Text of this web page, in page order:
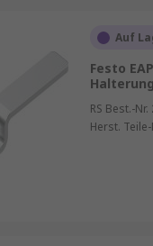
Auf
Festo
RS Best.-Nr.
Herst. Teile-